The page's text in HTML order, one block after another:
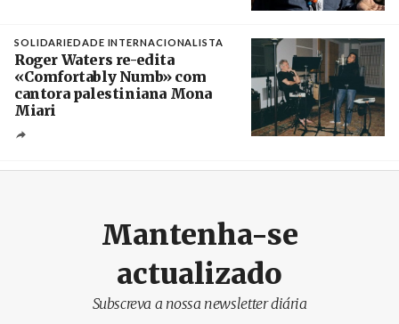
SOLIDARIEDADE INTERNACIONALISTA
Roger Waters re-edita
«Comfortably Numb» com
cantora palestiniana Mona
Miari
Mantenha-se
actualizado
Subscreva a nossa newsletter diária